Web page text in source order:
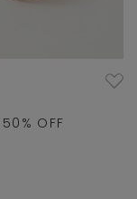
50 % OFF